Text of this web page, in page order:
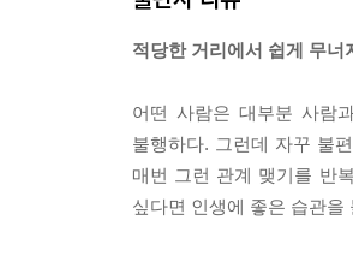
적당한 거리에서 쉽게 무
어떤 사람은 대부분 사람
불행하다. 그런데 자꾸 불
매번 그런 관계 맺기를 반
싶다면 인생에 좋은 습관을